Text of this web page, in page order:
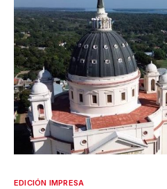
EDICIÓN IMPRESA